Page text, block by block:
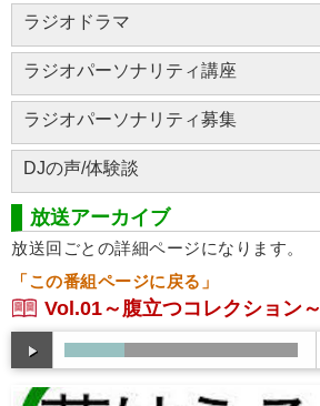
ラジオドラマ
ラジオパーソナリティ講座
ラジオパーソナリティ募集
DJの声/体験談
放送アーカイブ
放送回ごとの詳細ページになります。
「この番組ページに戻る」
Vol.01～腹立つコレクション～